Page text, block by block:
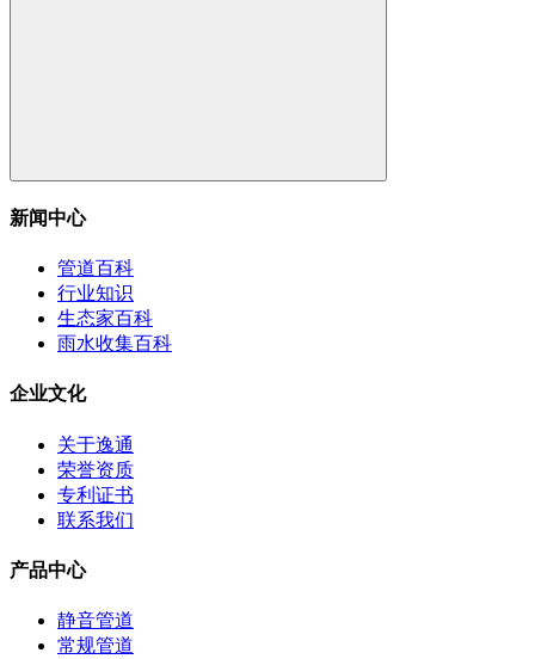
新闻中心
管道百科
行业知识
生态家百科
雨水收集百科
企业文化
关于逸通
荣誉资质
专利证书
联系我们
产品中心
静音管道
常规管道